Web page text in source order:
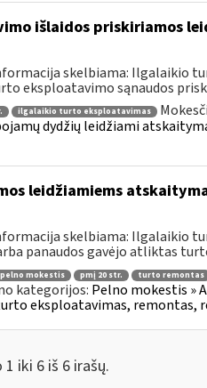
išlaidos priskiriamos
skelbiama: Ilgalaikio
eksploatavimo sąnaudos
ilgalaikio turto eksploatavimas
dydžių leidžiami
leidžiamiems
skelbiama: Ilgalaikio
panaudos gavėjo atliktas
pelno mokestis pmį 20 str. turto remontas
kategorijos: Pelno mokestis »
eksploatavimas, remontas,
iki 6 iš 6 irašų.